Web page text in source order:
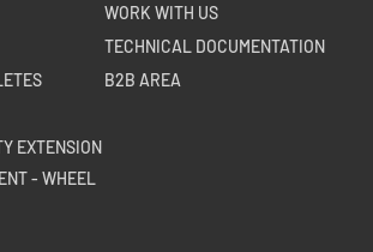
EXTENSION
- WHEEL
WORK WITH US
TECHNICAL DOCUMENTATION
B2B AREA